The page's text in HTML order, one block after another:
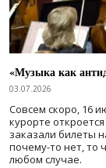
«Музыка как
03.07.2026
Совсем скоро, 16
курорте
заказали билеты
почему-то нет, то
любом случае.